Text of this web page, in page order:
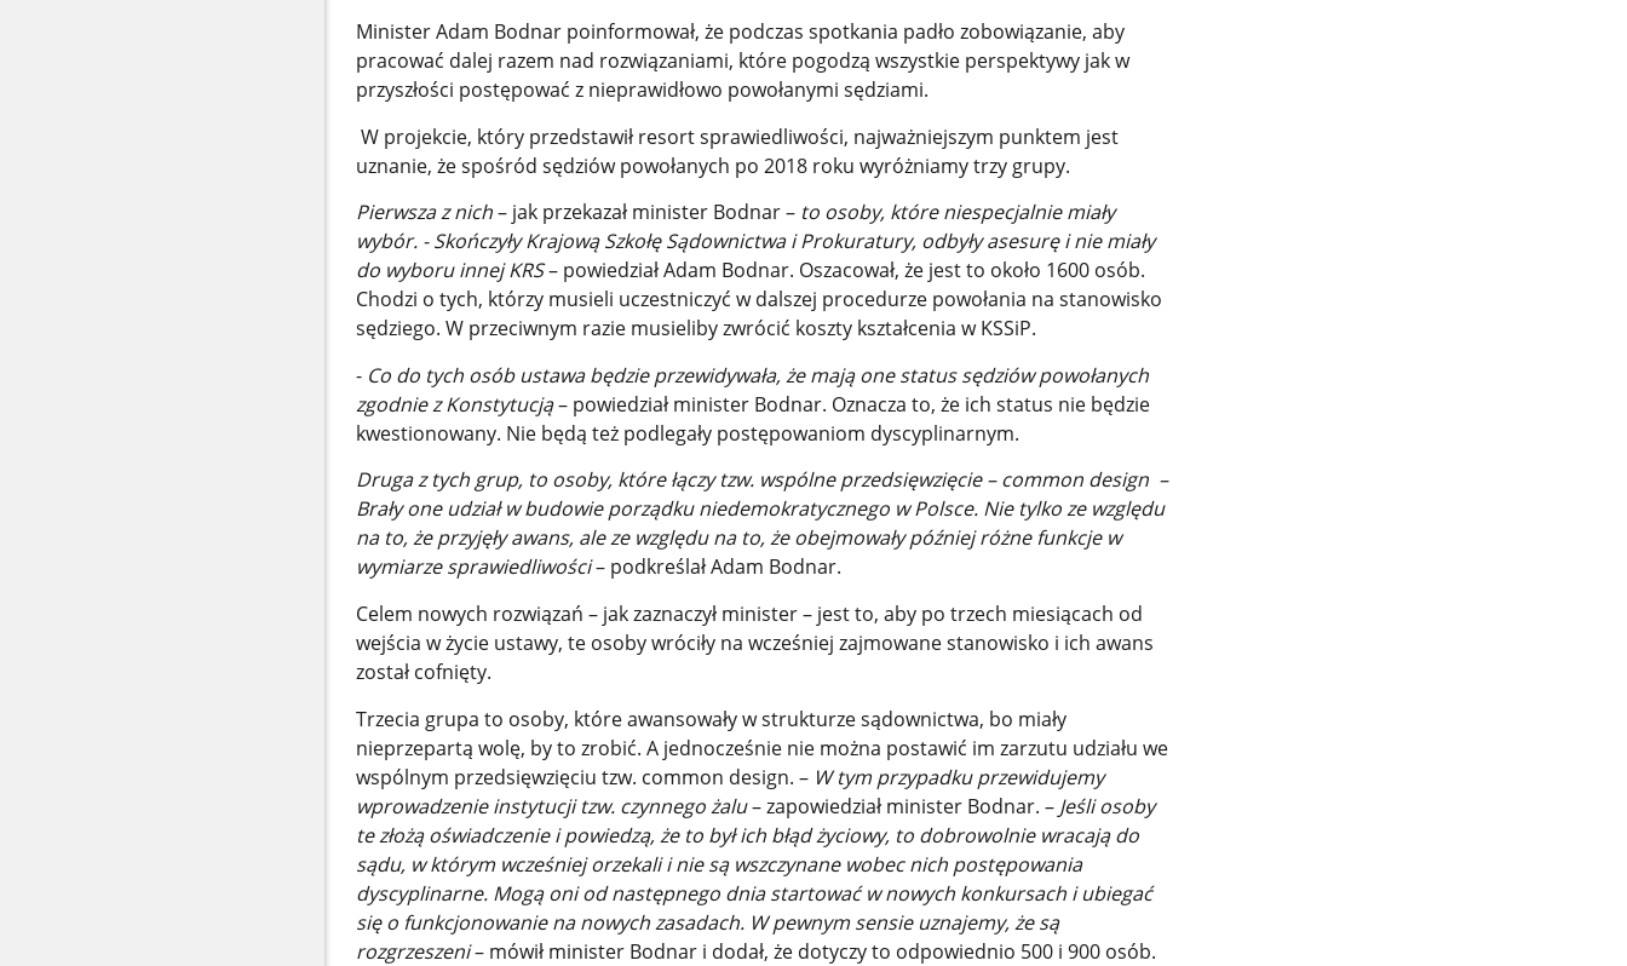
Minister Adam Bodnar poinformował, że podczas spotkania padło zobowiązanie, aby
pracować dalej razem nad rozwiązaniami, które pogodzą wszystkie perspektywy jak w
przyszłości postępować z nieprawidłowo powołanymi sędziami.
W projekcie, który przedstawił resort sprawiedliwości, najważniejszym punktem jest
uznanie, że spośród sędziów powołanych po 2018 roku wyróżniamy trzy grupy.
Pierwsza z nich– jak przekazał minister Bodnar –to osoby, które niespecjalnie miały
wybór. - Skończyły Krajową Szkołę Sądownictwa i Prokuratury, odbyły asesurę i nie miały
do wyboru innej KRS– powiedział Adam Bodnar. Oszacował, że jest to około 1600 osób.
Chodzi o tych, którzy musieli uczestniczyć w dalszej procedurze powołania na stanowisko
sędziego. W przeciwnym razie musieliby zwrócić koszty kształcenia w KSSiP.
- Co do tych osób ustawa będzie przewidywała, że mają one status sędziów powołanych
zgodnie z Konstytucją– powiedział minister Bodnar. Oznacza to, że ich status nie będzie
kwestionowany. Nie będą też podlegały postępowaniom dyscyplinarnym.
Druga z tych grup, to osoby, które łączy tzw. wspólne przedsięwzięcie – common design –
Brały one udział w budowie porządku niedemokratycznego w Polsce. Nie tylko ze względu
na to, że przyjęły awans, ale ze względu na to, że obejmowały później różne funkcje w
wymiarze sprawiedliwości– podkreślał Adam Bodnar.
Celem nowych rozwiązań – jak zaznaczył minister – jest to, aby po trzech miesiącach od
wejścia w życie ustawy, te osoby wróciły na wcześniej zajmowane stanowisko i ich awans
został cofnięty.
Trzecia grupa to osoby, które awansowały w strukturze sądownictwa, bo miały
nieprzepartą wolę, by to zrobić. A jednocześnie nie można postawić im zarzutu udziału we
wspólnym przedsięwzięciu tzw. common design. – W tym przypadku przewidujemy
wprowadzenie instytucji tzw. czynnego żalu– zapowiedział minister Bodnar. – Jeśli osoby
te złożą oświadczenie i powiedzą, że to był ich błąd życiowy, to dobrowolnie wracają do
sądu, w którym wcześniej orzekali i nie są wszczynane wobec nich postępowania
dyscyplinarne. Mogą oni od następnego dnia startować w nowych konkursach i ubiegać
się o funkcjonowanie na nowych zasadach. W pewnym sensie uznajemy, że są
rozgrzeszeni– mówił minister Bodnar i dodał, że dotyczy to odpowiednio 500 i 900 osób.